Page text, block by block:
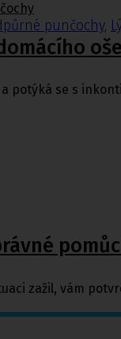
punčochy,
potýká se s
zažil, vám